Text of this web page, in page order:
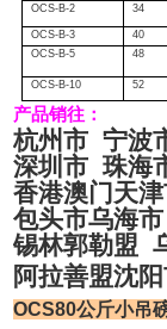
OCS-B-2
34
OCS-B-3
40
OCS-B-5
48
OCS-B-10 52
产品销往：
杭州市 宁波
深圳市 珠海
香港澳门 天
包头市乌海市
锡林郭勒盟
阿拉善盟沈
OCS80公斤小吊